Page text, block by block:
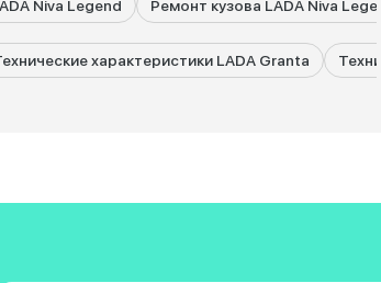
Niva Legend Ремонт кузова LADA Niva
характеристики LADA Granta